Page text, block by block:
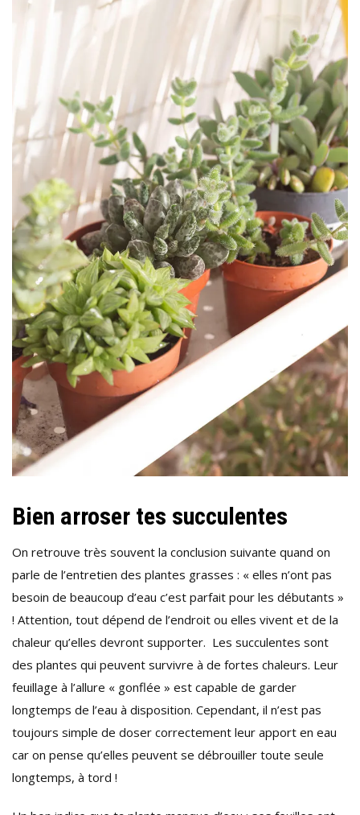
Bien arroser tes succulentes
On retrouve très souvent la conclusion suivante quand on
parle de l’entretien des plantes grasses : « elles n’ont pas
besoin de beaucoup d’eau c’est parfait pour les débutants »
! Attention, tout dépend de l’endroit ou elles vivent et de la
chaleur qu’elles devront supporter. Les succulentes sont
des plantes qui peuvent survivre à de fortes chaleurs. Leur
feuillage à l’allure « gonflée » est capable de garder
longtemps de l’eau à disposition. Cependant, il n’est pas
toujours simple de doser correctement leur apport en eau
car on pense qu’elles peuvent se débrouiller toute seule
longtemps, à tord !